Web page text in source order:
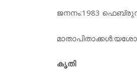
ജനനം:1983
കൃതി